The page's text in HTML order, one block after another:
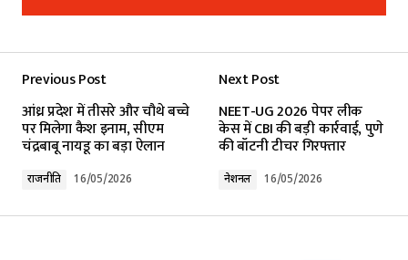
Add a comment
Required fields are marked*
Previous Post
आंध्र प्रदेश में तीसरे और चौथे बच्चे
पर मिलेगा कैश इनाम, सीएम
चंद्रबाबू नायडू का बड़ा ऐलान
राजनीति 16/05/2026
Next Post
NEET-UG 2026 पेपर लीक
केस में CBI की बड़ी कार्रवाई, पुणे
की बॉटनी टीचर गिरफ्तार
नेशनल 16/05/2026